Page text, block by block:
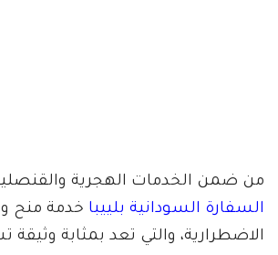
من ضمن الخدمات الهجرية
السفارة السودانية بلييبا خدمة منح
الاضطرارية، والتي تعد بمثابة